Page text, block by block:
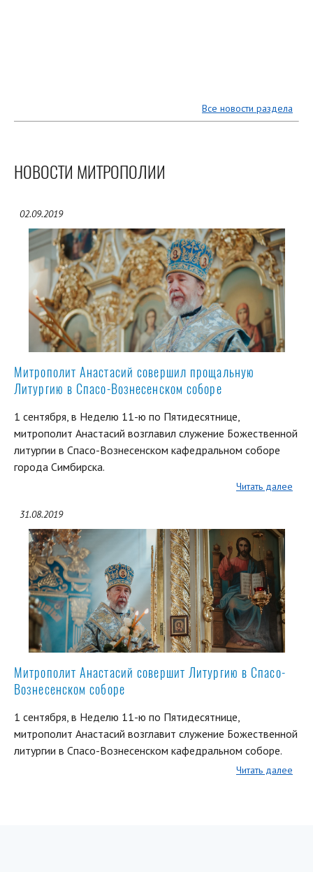
Все новости раздела
НОВОСТИ МИТРОПОЛИИ
02.09.2019
Митрополит Анастасий совершил прощальную
Литургию в Спасо-Вознесенском соборе
1 сентября, в Неделю 11-ю по Пятидесятнице,
митрополит Анастасий возглавил служение Божественной
литургии в Спасо-Вознесенском кафедральном соборе
города Симбирска.
Читать далее
31.08.2019
Митрополит Анастасий совершит Литургию в Спасо-
Вознесенском соборе
1 сентября, в Неделю 11-ю по Пятидесятнице,
митрополит Анастасий возглавит служение Божественной
литургии в Спасо-Вознесенском кафедральном соборе.
Читать далее